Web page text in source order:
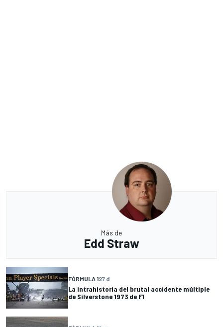
Más de
Edd Straw
FÓRMULA 127 d
La intrahistoria del brutal accidente múltiple
de Silverstone 1973 de F1